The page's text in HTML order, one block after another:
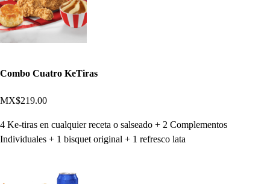
Combo Cuatro KeTiras
MX$219.00
4 Ke-tiras en cualquier receta o salseado + 2 Complementos
Individuales + 1 bisquet original + 1 refresco lata